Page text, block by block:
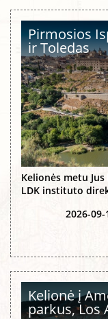
Pirmosios
ir Toledas
Kelionės metu
LDK instituto
2026-
Kelionė į
parkus, Los